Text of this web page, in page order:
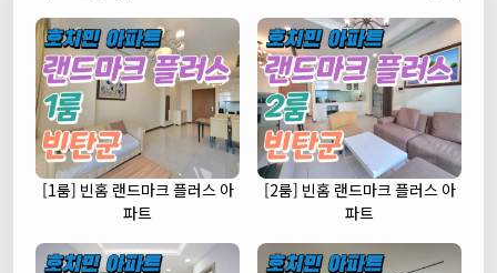
[1룸] 빈홈 랜드마크 플러스 아
파트
[2룸] 빈홈 랜드마크 플러스 아
파트